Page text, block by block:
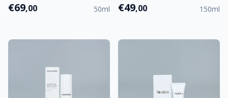
€69,00 50ml €49,00 150ml